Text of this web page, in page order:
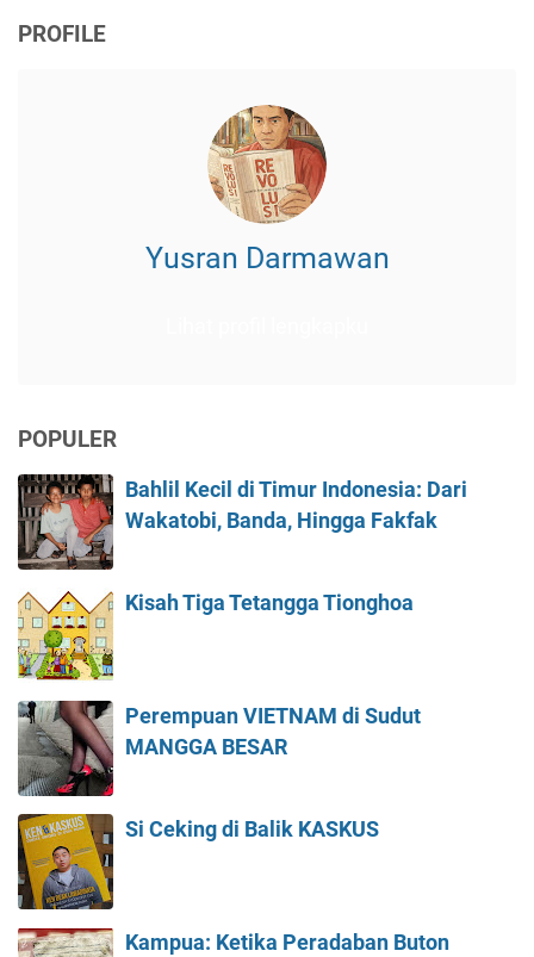
PROFILE
Yusran Darmawan
POPULER
Bahlil Kecil di Timur Indonesia: Dari
Wakatobi, Banda, Hingga Fakfak
Kisah Tiga Tetangga Tionghoa
Perempuan VIETNAM di Sudut
MANGGA BESAR
Si Ceking di Balik KASKUS
Kampua: Ketika Peradaban Buton